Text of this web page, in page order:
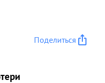
Поделиться